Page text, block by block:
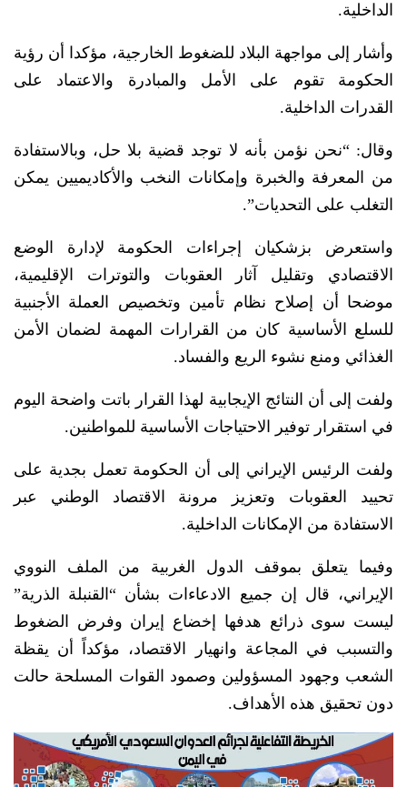
الداخلية.
وأشار إلى مواجهة البلاد للضغوط الخارجية، مؤكدا أن رؤية
الحكومة تقوم على الأمل والمبادرة والاعتماد على
القدرات الداخلية.
وقال: “نحن نؤمن بأنه لا توجد قضية بلا حل، وبالاستفادة
من المعرفة والخبرة وإمكانات النخب والأكاديميين يمكن
التغلب على التحديات”.
واستعرض بزشكيان إجراءات الحكومة لإدارة الوضع
الاقتصادي وتقليل آثار العقوبات والتوترات الإقليمية،
موضحا أن إصلاح نظام تأمين وتخصيص العملة الأجنبية
للسلع الأساسية كان من القرارات المهمة لضمان الأمن
الغذائي ومنع نشوء الريع والفساد.
ولفت إلى أن النتائج الإيجابية لهذا القرار باتت واضحة اليوم
في استقرار توفير الاحتياجات الأساسية للمواطنين.
ولفت الرئيس الإيراني إلى أن الحكومة تعمل بجدية على
تحييد العقوبات وتعزيز مرونة الاقتصاد الوطني عبر
الاستفادة من الإمكانات الداخلية.
وفيما يتعلق بموقف الدول الغربية من الملف النووي
الإيراني، قال إن جميع الادعاءات بشأن “القنبلة الذرية”
ليست سوى ذرائع هدفها إخضاع إيران وفرض الضغوط
والتسبب في المجاعة وانهيار الاقتصاد، مؤكداً أن يقظة
الشعب وجهود المسؤولين وصمود القوات المسلحة حالت
دون تحقيق هذه الأهداف.